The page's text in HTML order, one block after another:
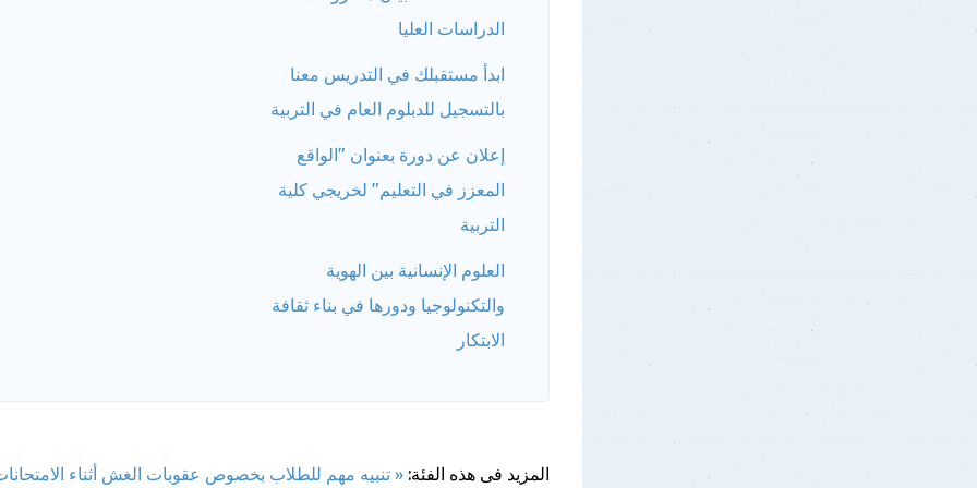
الدراسات العليا
ابدأ مستقبلك في التدريس معنا
بالتسجيل للدبلوم العام في التربية
إعلان عن دورة بعنوان "الواقع
المعزز في التعليم" لخريجي كلية
التربية
العلوم الإنسانية بين الهوية
والتكنولوجيا ودورها في بناء ثقافة
الابتكار
المزيد فى هذه الفئة: « تنبيه مهم للطلاب بخصوص عقوبات الغش أثناء